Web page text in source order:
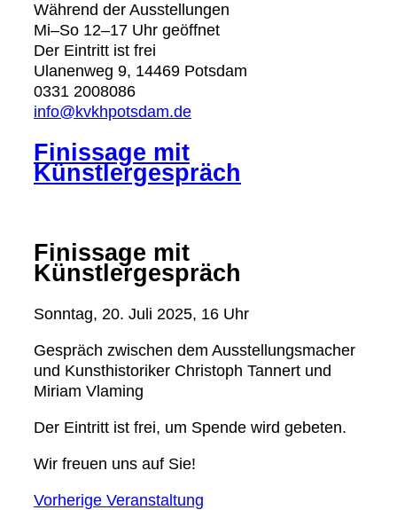
Während der Ausstellungen
Mi–So 12–17 Uhr geöffnet
Der Eintritt ist frei
Ulanenweg 9, 14469 Potsdam
0331 2008086
info@kvkhpotsdam.de
Finissage mit
Künstlergespräch
Finissage mit
Künstlergespräch
Sonntag, 20. Juli 2025, 16 Uhr
Gespräch zwischen dem Ausstellungsmacher
und Kunsthistoriker Christoph Tannert und
Miriam Vlaming
Der Eintritt ist frei, um Spende wird gebeten.
Wir freuen uns auf Sie!
Vorherige Veranstaltung